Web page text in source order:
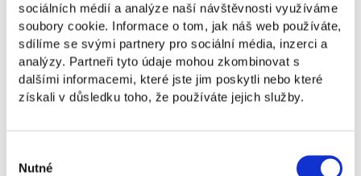
sociálních médií a analýze naší návštěvnosti využíváme
soubory cookie. Informace o tom, jak náš web používáte,
sdílíme se svými partnery pro sociální média, inzerci a
analýzy. Partneři tyto údaje mohou zkombinovat s
dalšími informacemi, které jste jim poskytli nebo které
získali v důsledku toho, že používáte jejich služby.
souhlasu
Nutné
Blanka Adamová
Associate Sales Leader ve společnosti
Southwestern Advantage
Začít studovat později neznamená začít